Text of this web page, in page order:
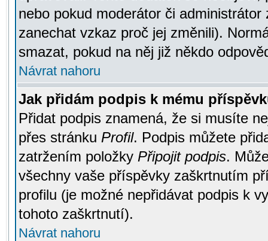
nebo pokud moderátor či
zanechat vzkaz proč jej změnili).
smazat, pokud na něj již někdo
Návrat nahoru
Jak přidám podpis k mému
Přidat podpis znamená, že si musíte
přes stránku Profil. Podpis můžete
zatržením položky Připojit podpis.
všechny vaše příspěvky zaškrtnutím
profilu (je možné nepřidávat podpis k
tohoto zaškrtnutí).
Návrat nahoru